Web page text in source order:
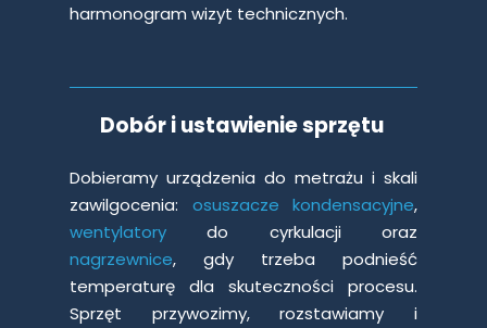
Dobieramy urządzenia do metrażu i skali
zawilgocenia: osuszacze kondensacyjne,
wentylatory do cyrkulacji oraz
nagrzewnice, gdy trzeba podnieść
temperaturę dla skuteczności procesu.
Sprzęt przywozimy, rozstawiamy i
Dobór i ustawienie sprzętu
harmonogram wizyt technicznych.